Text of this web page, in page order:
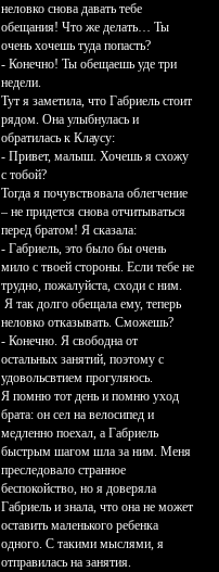
неловко снова давать тебе
обещания! Что же делать… Ты
очень хочешь туда попасть?
- Конечно! Ты обещаешь уде три
недели.
Тут я заметила, что Габриель стоит
рядом. Она улыбнулась и
обратилась к Клаусу:
- Привет, малыш. Хочешь я схожу
с тобой?
Тогда я почувствовала облегчение
– не придется снова отчитываться
перед братом! Я сказала:
- Габриель, это было бы очень
мило с твоей стороны. Если тебе не
трудно, пожалуйста, сходи с ним.
Я так долго обещала ему, теперь
неловко отказывать. Сможешь?
- Конечно. Я свободна от
остальных занятий, поэтому с
удовольсвтием прогуляюсь.
Я помню тот день и помню уход
брата: он сел на велосипед и
медленно поехал, а Габриель
быстрым шагом шла за ним. Меня
преследовало странное
беспокойство, но я доверяла
Габриель и знала, что она не может
оставить маленького ребенка
одного. С такими мыслями, я
отправилась на занятия.